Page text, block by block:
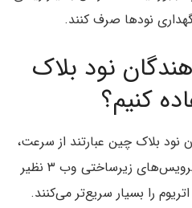
نودها صرف کنند.
نود بلاک
کنیم؟
نود بلاک چین عبارتند از سرعت،
زیرساختی وب ۳ نظیر
را بسیار سریع‌تر می‌کنند.